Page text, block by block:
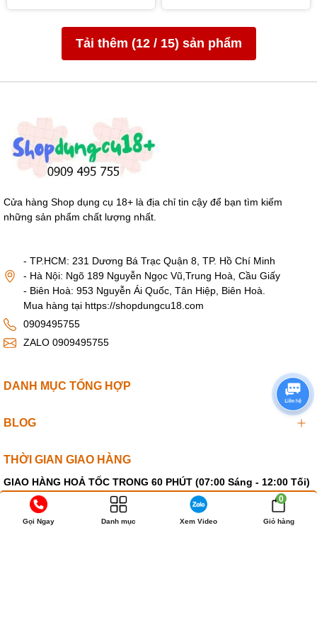
- Đặt sản phẩm vào bộ phận nhạy cảm trên cơ thể. Điều
Đặt dụng cụ lên vị trí muốn mát xa, bật chế độ rung và điều
chỉnh tốc độ mong muốn
Chú ý:
- Không để phần mạch điện tiếp xúc với nước.
Tải thêm (12/ 15) sản phẩm
Cửa hàng Shop dụng cụ 18+ là địa chỉ tin cậy để bạn tìm kiếm
những sản phẩm chất lượng nhất.
- TP.HCM: 231 Dương Bá Trạc Quận 8, TP. Hồ Chí Minh
- Hà Nội: Ngõ 189 Nguyễn Ngọc Vũ,Trung Hoà, Cầu Giấy
- Biên Hoà: 953 Nguyễn Ái Quốc, Tân Hiệp, Biên Hoà.
Mua hàng tại https://shopdungcu18.com
0909495755
ZALO 0909495755
DANH MỤC TỔNG HỢP
BLOG
THỜI GIAN GIAO HÀNG
GIAO HÀNG HOẢ TỐC TRONG 60 PHÚT (07:00 Sáng - 12:00 Tối)
0909495755
Áp Dụng Tại Trung Tâm TPHCM - Hà Nội - Biên Hoà
Gọi Ngay Danh mục Xem Video
0
Giỏ hàng